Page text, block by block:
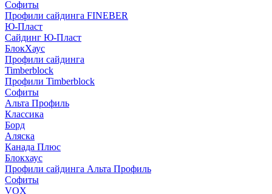
Софиты
Профили сайдинга FINEBER
Ю-Пласт
Сайдинг Ю-Пласт
БлокХаус
Профили сайдинга
Timberblock
Профили Timberblock
Софиты
Альта Профиль
Классика
Борд
Аляска
Канада Плюс
Блокхаус
Профили сайдинга Альта Профиль
Софиты
VOX